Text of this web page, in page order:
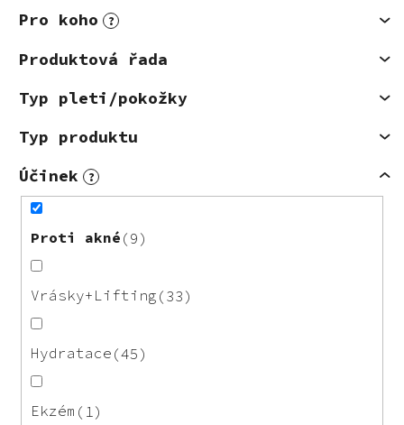
Pro koho ?
Produktová řada
Typ pleti/pokožky
Typ produktu
Účinek
?
Proti akné 9
Vrásky+Lifting 33
Hydratace 45
Ekzém 1